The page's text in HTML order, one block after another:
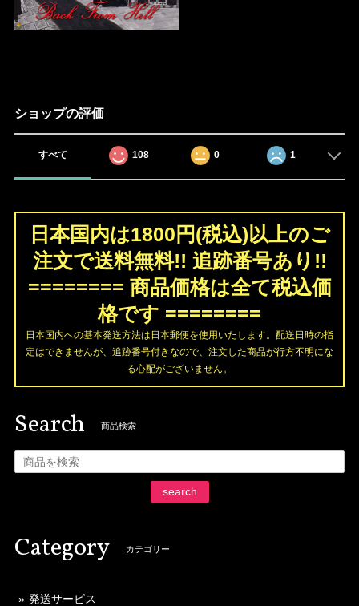
ショップの評価
すべて 108 0 1
日本国内は1800円(税込)以上のご
注文で送料無料!! 追跡番号あり!!
======== 商品価格は全て税込価
格です ========
日本国内への基本発送方法は日本郵便を使用いたします。配送日時の指
定はできませんが、追跡番号付きなので、注文した商品が行方不明にな
る心配がございません。
Search 商品検索
search
Category カテゴリー
発送サービス